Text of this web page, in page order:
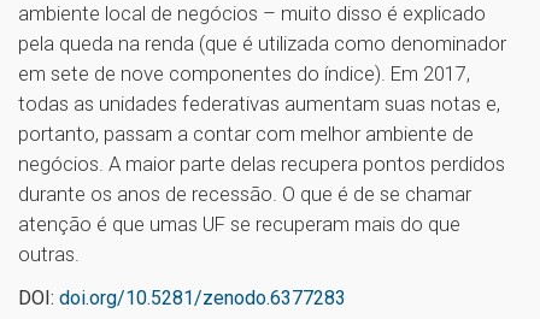
ambiente local de negócios – muito disso é explicado
pela queda na renda (que é utilizada como denominador
em sete de nove componentes do índice). Em 2017,
todas as unidades federativas aumentam suas notas e,
portanto, passam a contar com melhor ambiente de
negócios. A maior parte delas recupera pontos perdidos
durante os anos de recessão. O que é de se chamar
atenção é que umas UF se recuperam mais do que
outras.
DOI: doi.org/10.5281/zenodo.6377283
1